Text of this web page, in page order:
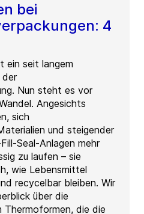
bei
4
ein seit langem
Nun steht es vor
Angesichts
sich
und steigender
Seal-Anlagen mehr
zu laufen – sie
wie Lebensmittel
recycelbar bleiben. Wir
über die
die die